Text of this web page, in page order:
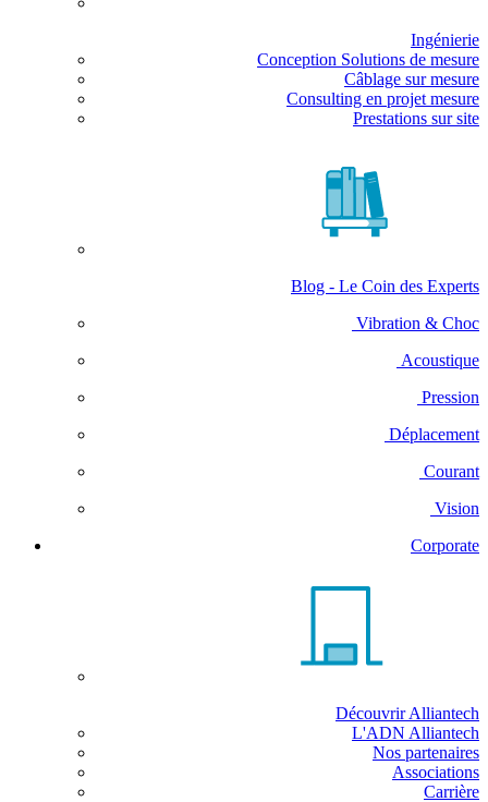
Ingénierie
Conception Solutions de mesure
Câblage sur mesure
Consulting en projet mesure
Prestations sur site
Blog - Le Coin des Experts
Vibration & Choc
Acoustique
Pression
Déplacement
Courant
Vision
Corporate
Découvrir Alliantech
L'ADN Alliantech
Nos partenaires
Associations
Carrière